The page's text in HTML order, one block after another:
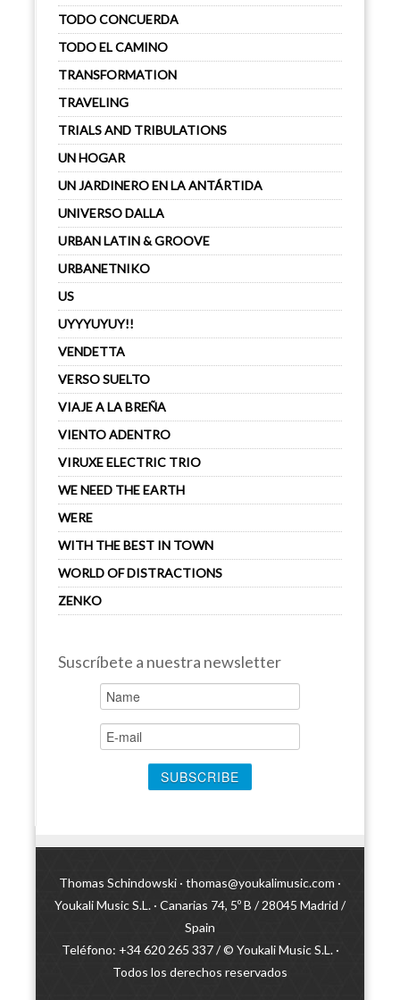
TODO CONCUERDA
TODO EL CAMINO
TRANSFORMATION
TRAVELING
TRIALS AND TRIBULATIONS
UN HOGAR
UN JARDINERO EN LA ANTÁRTIDA
UNIVERSO DALLA
URBAN LATIN & GROOVE
URBANETNIKO
US
UYYYUYUY!!
VENDETTA
VERSO SUELTO
VIAJE A LA BREÑA
VIENTO ADENTRO
VIRUXE ELECTRIC TRIO
WE NEED THE EARTH
WERE
WITH THE BEST IN TOWN
WORLD OF DISTRACTIONS
ZENKO
Suscríbete a nuestra newsletter
Thomas Schindowski · thomas@youkalimusic.com ·
Youkali Music S.L. · Canarias 74, 5º B / 28045 Madrid /
Spain
Teléfono: +34 620 265 337 / © Youkali Music S.L. ·
Todos los derechos reservados